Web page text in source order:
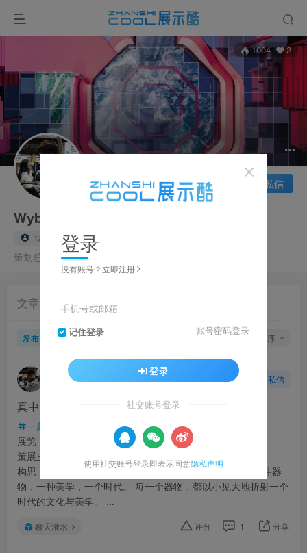
1004 2
Wyber Chan
1枚徽章 策展人 Wyber Chan
策划总监/ 策展人 ｜ 深耕空间体验&叙事空间研究
关注 私信
文章 收藏0 评论
发布 排序
Wyber Chan
1年前更新 95次阅读
关注 私信
真中！！给河南策了个cave沉浸式影像展～
一起云逛展
地点：北京无相艺术空间
展览：河南文旅 “行走河南，读懂中国 ” 沉浸式体验馆
策展主题：河南万象，豫都观器
构思： 以器物的文化美学视角翻开河南这本厚重的书： 一件器
物，一种美学，一个时代。 每一个器物，都以小见大地折射一个
时代的文化与美学。 ...
聊天灌水 评分 1 分享
登录
没有账号？立即注册
手机号或邮箱
记住登录 账号密码登录
登录
社交账号登录
使用社交账号登录即表示同意隐私声明